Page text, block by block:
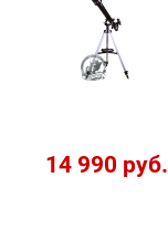
14 990 руб.